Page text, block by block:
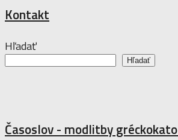
Kontakt
Hľadať
Hľadať
Časoslov - modlitby